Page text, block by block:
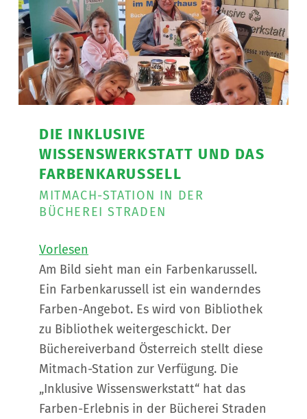
Farbenkarussell,
gestaltet
von
der
Inklusiven
Wissenswerkstatt!
”
DIE INKLUSIVE
WISSENSWERKSTATT UND DAS
FARBENKARUSSELL
MITMACH-STATION IN DER
BÜCHEREI STRADEN
Vorlesen
Am Bild sieht man ein Farbenkarussell.
Ein Farbenkarussell ist ein wanderndes
Farben-Angebot. Es wird von Bibliothek
zu Bibliothek weitergeschickt. Der
Büchereiverband Österreich stellt diese
Mitmach-Station zur Verfügung. Die
„Inklusive Wissenswerkstatt“ hat das
Farben-Erlebnis in der Bücherei Straden